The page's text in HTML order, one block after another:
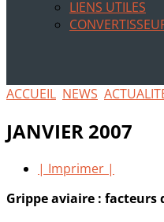
LIENS UTILES
ACCUEIL NEWS
JANVIER 2007
| Imprimer |
Grippe aviaire : facteurs